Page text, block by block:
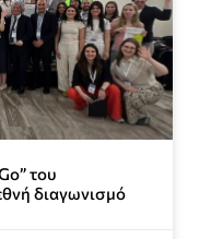
του
διαγωνισμό